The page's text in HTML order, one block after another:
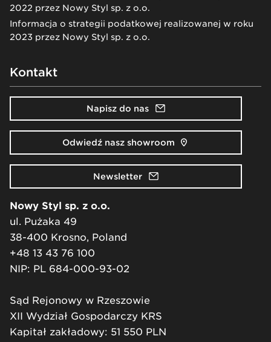
2022 przez Nowy Styl sp. z o.o.
Informacja o strategii podatkowej realizowanej w roku
2023 przez Nowy Styl sp. z o.o.
Kontakt
Napisz do nas
Odwiedź nasz showroom
Newsletter
Nowy Styl sp. z o.o.
ul. Pużaka 49
38-400 Krosno, Poland
+48 13 43 76 100
NIP: PL 684-000-93-02
Sąd Rejonowy w Rzeszowie
XII Wydział Gospodarczy KRS
Kapitał zakładowy: 51 550 PLN